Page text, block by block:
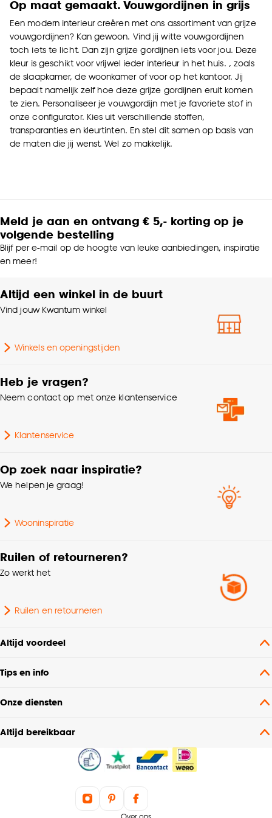
Op maat gemaakt. Vouwgordijnen in grijs
Een modern interieur creëren met ons assortiment van grijze
vouwgordijnen? Kan gewoon. Vind jij witte vouwgordijnen
toch iets te licht. Dan zijn grijze gordijnen iets voor jou. Deze
kleur is geschikt voor vrijwel ieder interieur in het huis. , zoals
de slaapkamer, de woonkamer of voor op het kantoor. Jij
bepaalt namelijk zelf hoe deze grijze gordijnen eruit komen
te zien. Personaliseer je vouwgordijn met je favoriete stof in
onze configurator. Kies uit verschillende stoffen,
transparanties en kleurtinten. En stel dit samen op basis van
de maten die jij wenst. Wel zo makkelijk.
Meld je aan en ontvang € 5,- korting op je
volgende bestelling
Blijf per e-mail op de hoogte van leuke aanbiedingen, inspiratie
en meer!
Altijd een winkel in de buurt
Vind jouw Kwantum winkel
Winkels en openingstijden
Heb je vragen?
Neem contact op met onze klantenservice
Klantenservice
Op zoek naar inspiratie?
We helpen je graag!
Wooninspiratie
Ruilen of retourneren?
Zo werkt het
Ruilen en retourneren
Altijd voordeel
Tips en info
Onze diensten
Altijd bereikbaar